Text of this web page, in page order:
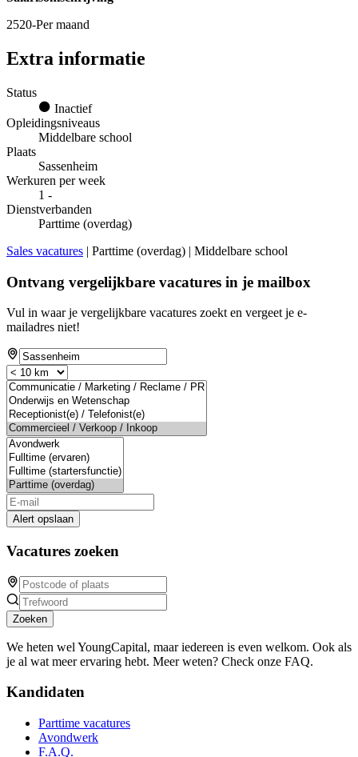
2520-Per maand
Extra informatie
Status
Inactief
Opleidingsniveaus
Middelbare school
Plaats
Sassenheim
Werkuren per week
1 -
Dienstverbanden
Parttime (overdag)
Sales vacatures | Parttime (overdag) | Middelbare school
Ontvang vergelijkbare vacatures in je mailbox
Vul in waar je vergelijkbare vacatures zoekt en vergeet je e-
mailadres niet!
Alert opslaan
Vacatures zoeken
Zoeken
We heten wel YoungCapital, maar iedereen is even welkom. Ook als
je al wat meer ervaring hebt. Meer weten? Check onze FAQ.
Kandidaten
Parttime vacatures
Avondwerk
F.A.Q.